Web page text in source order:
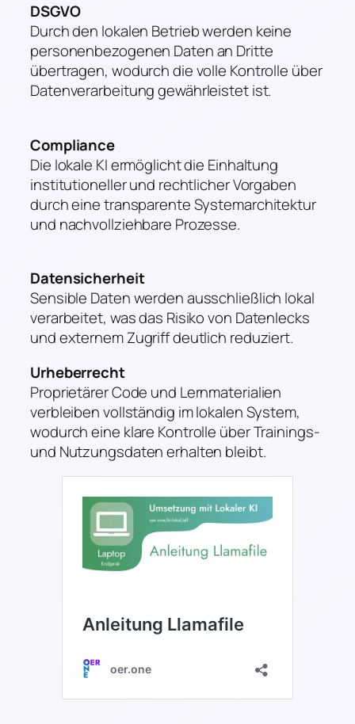
DSGVO
Durch den lokalen Betrieb werden keine
personenbezogenen Daten an Dritte
übertragen, wodurch die volle Kontrolle über
Datenverarbeitung gewährleistet ist.
Compliance
Die lokale KI ermöglicht die Einhaltung
institutioneller und rechtlicher Vorgaben
durch eine transparente Systemarchitektur
und nachvollziehbare Prozesse.
Datensicherheit
Sensible Daten werden ausschließlich lokal
verarbeitet, was das Risiko von Datenlecks
und externem Zugriff deutlich reduziert.
Urheberrecht
Proprietärer Code und Lernmaterialien
verbleiben vollständig im lokalen System,
wodurch eine klare Kontrolle über Trainings-
und Nutzungsdaten erhalten bleibt.